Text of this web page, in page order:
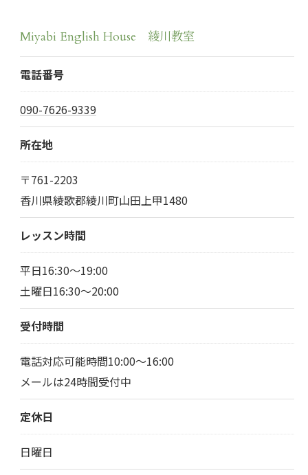
Miyabi English House 綾川教室
電話番号
090-7626-9339
所在地
〒761-2203
香川県綾歌郡綾川町山田上甲1480
レッスン時間
平日16:30～19:00
土曜日16:30～20:00
受付時間
電話対応可能時間10:00～16:00
メールは24時間受付中
定休日
日曜日